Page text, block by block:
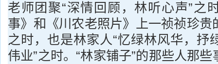
老师团聚“深情回顾，林听心声”之
事》和《川农老照片》上一祯祯珍贵
之时，也是林家人“忆绿林风华，抒
伟业”之时。“林家铺子”的那些人那